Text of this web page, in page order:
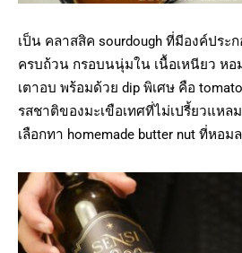
เป็น คลาสสิค sourdough ที่มีองค์ประ
ครบถ้วน กรอบนนุ่มใน เนื้อเหนียว ห
เตาอบ พร้อมด้วย dip พิเศษ คือ
รสชาติของมะเขือเทศที่ไม่เปรี้ยวแหล
เลือกทา homemade butter nut ที่หอม